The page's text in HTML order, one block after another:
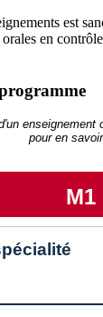
est
en
enseignement
pour en
M1